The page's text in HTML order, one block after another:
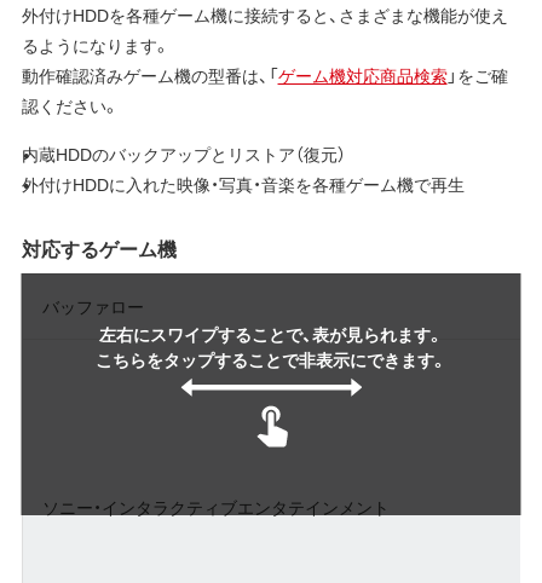
外付けHDDを各種ゲーム機に接続すると、さまざまな機能が使え
るようになります。
動作確認済みゲーム機の型番は、「ゲーム機対応商品検索」をご確
認ください。
内蔵HDDのバックアップとリストア（復元）
外付けHDDに入れた映像・写真・音楽を各種ゲーム機で再生
対応するゲーム機
左右にスワイプすることで、表が見られます。
こちらをタップすることで非表示にできます。
バッファロー
ソニー・インタラクティブエンタテインメント